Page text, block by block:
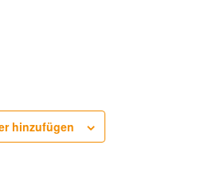
hinzufügen